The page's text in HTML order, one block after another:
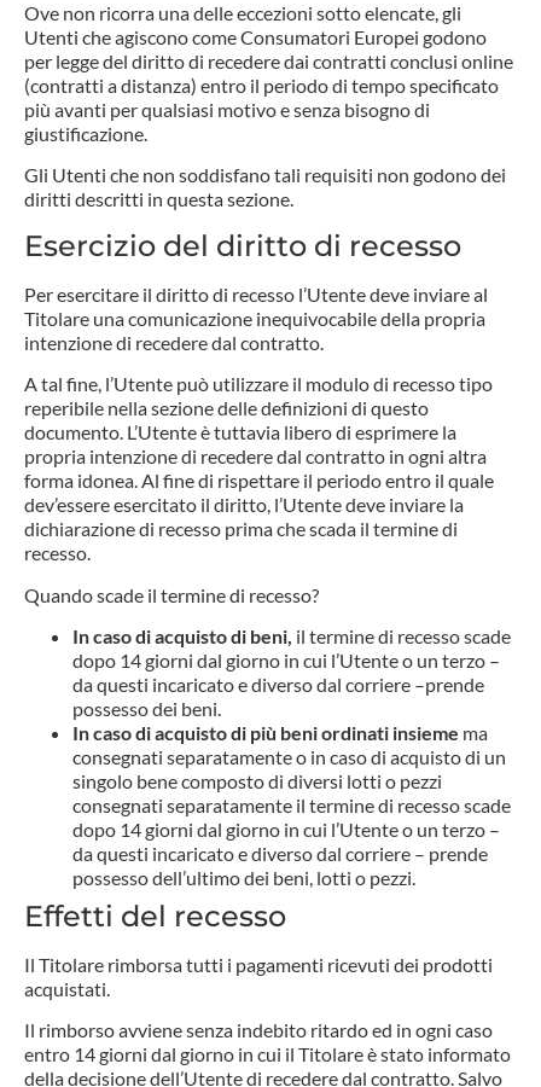
Ove non ricorra una delle eccezioni sotto elencate, gli
Utenti che agiscono come Consumatori Europei godono
per legge del diritto di recedere dai contratti conclusi online
(contratti a distanza) entro il periodo di tempo specificato
più avanti per qualsiasi motivo e senza bisogno di
giustificazione.
Gli Utenti che non soddisfano tali requisiti non godono dei
diritti descritti in questa sezione.
Esercizio del diritto di recesso
Per esercitare il diritto di recesso l’Utente deve inviare al
Titolare una comunicazione inequivocabile della propria
intenzione di recedere dal contratto.
A tal fine, l’Utente può utilizzare il modulo di recesso tipo
reperibile nella sezione delle definizioni di questo
documento. L’Utente è tuttavia libero di esprimere la
propria intenzione di recedere dal contratto in ogni altra
forma idonea. Al fine di rispettare il periodo entro il quale
dev’essere esercitato il diritto, l’Utente deve inviare la
dichiarazione di recesso prima che scada il termine di
recesso.
Quando scade il termine di recesso?
In caso di acquisto di beni, il termine di recesso scade
dopo 14 giorni dal giorno in cui l’Utente o un terzo –
da questi incaricato e diverso dal corriere –prende
possesso dei beni.
In caso di acquisto di più beni ordinati insieme ma
consegnati separatamente o in caso di acquisto di un
singolo bene composto di diversi lotti o pezzi
consegnati separatamente il termine di recesso scade
dopo 14 giorni dal giorno in cui l’Utente o un terzo –
da questi incaricato e diverso dal corriere – prende
possesso dell’ultimo dei beni, lotti o pezzi.
Effetti del recesso
Il Titolare rimborsa tutti i pagamenti ricevuti dei prodotti
acquistati.
Il rimborso avviene senza indebito ritardo ed in ogni caso
entro 14 giorni dal giorno in cui il Titolare è stato informato
della decisione dell’Utente di recedere dal contratto. Salvo